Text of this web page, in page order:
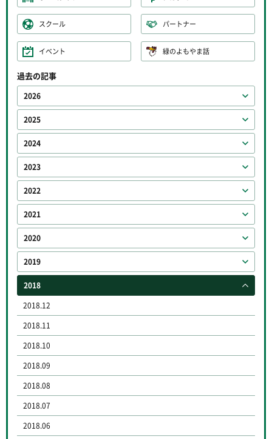
スクール パートナー
イベント 緑のよもやま話
過去の記事
2026
2025
2024
2023
2022
2021
2020
2019
2018
2018.12
2018.11
2018.10
2018.09
2018.08
2018.07
2018.06